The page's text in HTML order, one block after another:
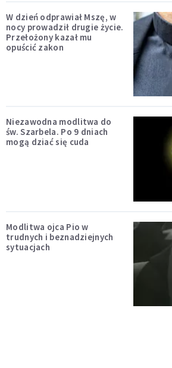
W dzień odprawiał Mszę, w
nocy prowadził drugie życie.
Przełożony kazał mu
opuścić zakon
Niezawodna modlitwa do
św. Szarbela. Po 9 dniach
mogą dziać się cuda
Modlitwa ojca Pio w
trudnych i beznadziejnych
sytuacjach